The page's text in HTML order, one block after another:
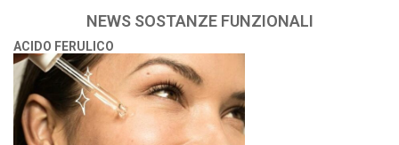
NEWS SOSTANZE FUNZIONALI
ACIDO FERULICO